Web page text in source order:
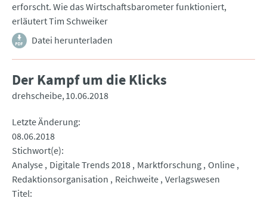
erforscht. Wie das Wirtschaftsbarometer funktioniert,
erläutert Tim Schweiker
Datei herunterladen
Der Kampf um die Klicks
drehscheibe 10.06.2018
Letzte Änderung
08.06.2018
Stichwort(e)
Analyse Digitale Trends 2018 Marktforschung Online
Redaktionsorganisation
Reichweite Verlagswesen
Titel